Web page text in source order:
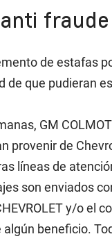
fraude
de estafas
de que pudieran
GM
provenir de
líneas de
son enviados
y/o
beneficio.